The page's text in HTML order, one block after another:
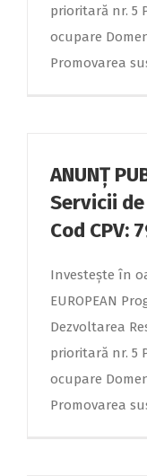
prioritară nr. 5
ocupare
Promovarea
ANUNŢ
Servicii
Cod CPV:
Investeşte în
EUROPEAN
Dezvoltarea
prioritară nr. 5
ocupare
Promovarea